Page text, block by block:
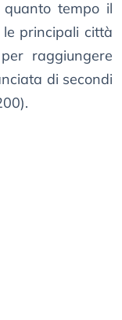
tempo il
principali città
raggiungere
di secondi